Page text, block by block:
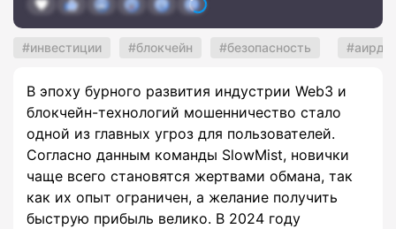
инвестиции блокчейн безопасность
В эпоху бурного развития индустрии Web3 и
блокчейн-технологий мошенничество стало
одной из главных угроз для пользователей.
Согласно данным команды SlowMist, новички
чаще всего становятся жертвами обмана, так
как их опыт ограничен, а желание получить
быструю прибыль велико. В 2024 году